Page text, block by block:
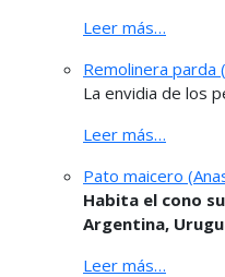
Leer más…
Remolinera parda
La envidia de los
Leer más…
Pato maicero
Habita el cono
Argentina,
Leer más…